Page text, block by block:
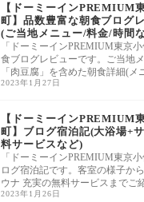
【ドーミーインPREMIUM
町】品数豊富な朝食ブログ
(ご当地メニュー/料金/時間
「ドーミーインPREMIUM東京
食ブログレビューです。ご当地
「肉豆腐」を含めた朝食詳細(メ
コロナ対応など)をご紹介します。
2023年1月27日
【ドーミーインPREMIUM
町】ブログ宿泊記(大浴場+
料サービスなど)
「ドーミーインPREMIUM東京
ログ宿泊記です。客室の様子か
ウナ 充実の無料サービスまでご
す。
2023年1月26日